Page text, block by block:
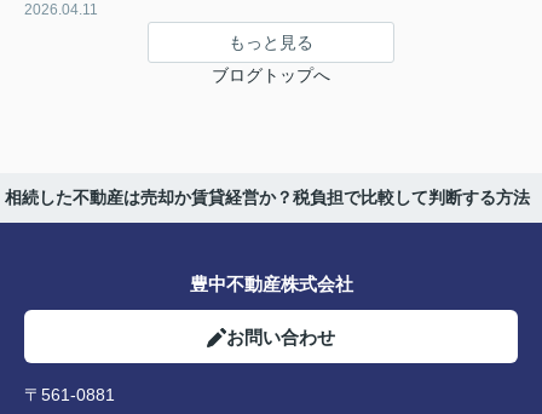
2026.04.11
もっと見る
ブログトップへ
相続した不動産は売却か賃貸経営か？税負担で比較して判断する方法
豊中不動産株式会社
お問い合わせ
〒561-0881